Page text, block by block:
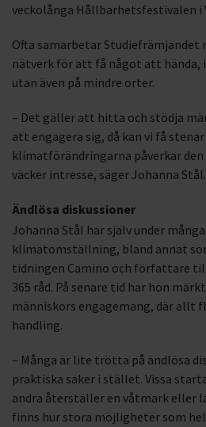
veckolånga Hållbarhetsfestivalen i
Ofta samarbetar Studiefrämjandet
nätverk för att få något att hända,
utan även på mindre orter.
– Det gäller att hitta och stödja
att engagera sig, då kan vi få
klimatförändringarna påverkar
väcker intresse, säger Johanna Stål.
Ändlösa diskussioner
Johanna Stål har själv under
klimatomställning, bland annat
tidningen Camino och författare
365 råd. På senare tid har hon
människors engagemang, där allt
handling.
– Många är lite trötta på ändlösa
praktiska saker i stället. Vissa
andra återställer en våtmark eller
finns hur stora möjligheter som